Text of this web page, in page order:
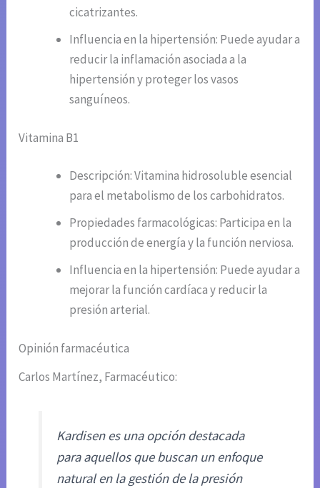
cicatrizantes.
Influencia en la hipertensión: Puede ayudar a
reducir la inflamación asociada a la
hipertensión y proteger los vasos
sanguíneos.
Vitamina B1
Descripción: Vitamina hidrosoluble esencial
para el metabolismo de los carbohidratos.
Propiedades farmacológicas: Participa en la
producción de energía y la función nerviosa.
Influencia en la hipertensión: Puede ayudar a
mejorar la función cardíaca y reducir la
presión arterial.
Opinión farmacéutica
Carlos Martínez, Farmacéutico:
Kardisen es una opción destacada
para aquellos que buscan un enfoque
natural en la gestión de la presión